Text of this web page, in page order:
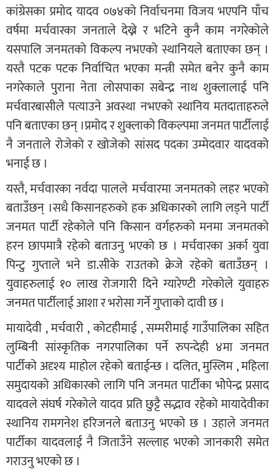
कांग्रेसका प्रमोद यादव ०७४को निर्वाचनमा विजय भएपनि पाँच
वर्षमा मर्चवारका जनताले देख्ने र भटिने कुनै काम नगरेकोले
यसपालि जनमतको विकल्प नभएको स्थानियले बताएका छन् ।
यस्तै पटक पटक निर्वाचित भएका मन्त्री समेत बनेर कुनै काम
नगरेकाले पुराना नेता लोसपाका सबेन्द्र नाथ शुक्लालाई पनि
मर्चवारबासीले पत्याउने अवस्था नभएको स्थानिय मतदाताहरुले
पनि बताएका छन् ।प्रमोद र शुक्लाको विकल्पमा जनमत पार्टीलाई
नै जनताले रोजेको र खोजेको सांसद पदका उम्मेदवार यादवको
भनाई छ ।
यस्तै, मर्चवारका नर्वदा पालले मर्चवारमा जनमतको लहर भएको
बताउँछन् ।सधै किसानहरुको हक अधिकारको लागि लड्ने पार्टी
जनमत पार्टी रहेकोले पनि किसान वर्गहरुको मनमा जनमतको
हरन छापमात्रै रहेको बताउनु भएको छ । मर्चवारका अर्का युवा
पिन्टु गुप्ताले भने डा.सीके राउतको क्रेजे रहेको बताउँछन् ।
युवाहरुलाई १० लाख रोजगारी दिने ग्यारेण्टी गरेकोले युवाहरु
जनमत पार्टीलाई आशा र भरोसा गर्ने गुप्ताको दावी छ ।
मायादेवी , मर्चवारी , कोटहीमाई , सम्मरीमाई गाउँपालिका सहित
लुम्बिनी सांस्कृतिक नगरपालिका पर्ने रुपन्देही ४मा जनमत
पार्टीको अदृश्य माहोल रहेको बताईन्छ । दलित, मुस्लिम , महिला
समुदायको अधिकारको लागि पनि जनमत पार्टीका भोेपेन्द्र प्रसाद
यादवले संघर्ष गरेकोले यादव प्रति छुट्टै सद्भाव रहेको मायादेवीका
स्थानिय रामगनेश हरिजनले बताउनु भएको छ । उहाले जनमत
पार्टीका यादवलाई नै जिताउँने सल्लाह भएको जानकारी समेत
गराउनु भएको छ ।